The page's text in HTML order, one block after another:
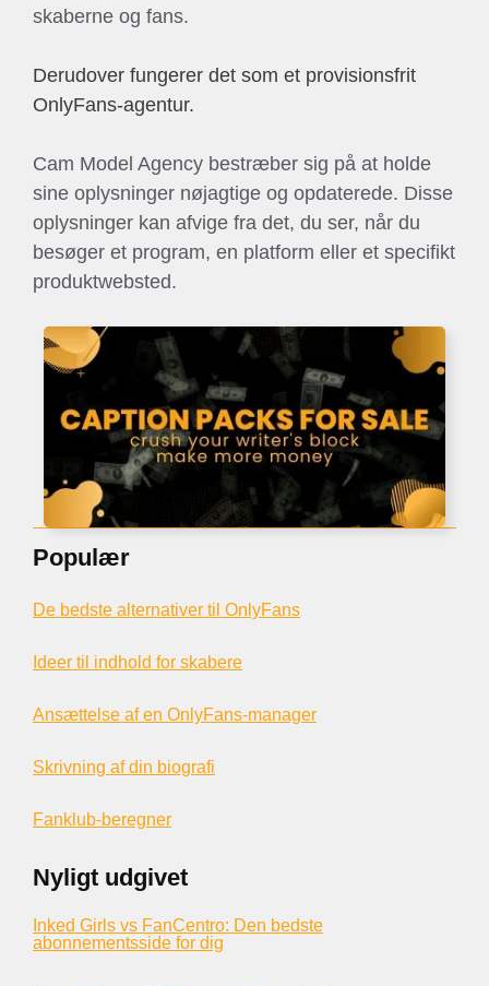
skaberne og fans.
Derudover fungerer det som et provisionsfrit
OnlyFans-agentur.
Cam Model Agency bestræber sig på at holde
sine oplysninger nøjagtige og opdaterede. Disse
oplysninger kan afvige fra det, du ser, når du
besøger et program, en platform eller et specifikt
produktwebsted.
Populær
De bedste alternativer til OnlyFans
Ideer til indhold for skabere
Ansættelse af en OnlyFans-manager
Skrivning af din biografi
Fanklub-beregner
Nyligt udgivet
Inked Girls vs FanCentro: Den bedste
abonnementsside for dig